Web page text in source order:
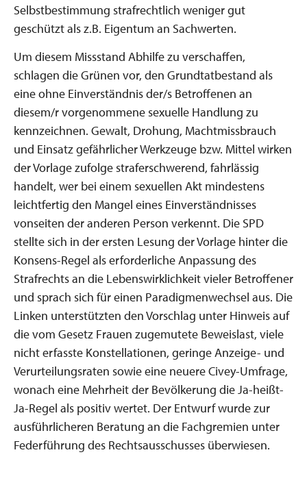
Selbstbestimmung strafrechtlich weniger gut
geschützt als z.B. Eigentum an Sachwerten.
Um diesem Missstand Abhilfe zu verschaffen,
schlagen die Grünen vor, den Grundtatbestand als
eine ohne Einverständnis der/s Betroffenen an
diesem/r vorgenommene sexuelle Handlung zu
kennzeichnen. Gewalt, Drohung, Machtmissbrauch
und Einsatz gefährlicher Werkzeuge bzw. Mittel wirken
der Vorlage zufolge straferschwerend, fahrlässig
handelt, wer bei einem sexuellen Akt mindestens
leichtfertig den Mangel eines Einverständnisses
vonseiten der anderen Person verkennt. Die SPD
stellte sich in der ersten Lesung der Vorlage hinter die
Konsens-Regel als erforderliche Anpassung des
Strafrechts an die Lebenswirklichkeit vieler Betroffener
und sprach sich für einen Paradigmenwechsel aus. Die
Linken unterstützten den Vorschlag unter Hinweis auf
die vom Gesetz Frauen zugemutete Beweislast, viele
nicht erfasste Konstellationen, geringe Anzeige- und
Verurteilungsraten sowie eine neuere Civey-Umfrage,
wonach eine Mehrheit der Bevölkerung die Ja-heißt-
Ja-Regel als positiv wertet. Der Entwurf wurde zur
ausführlicheren Beratung an die Fachgremien unter
Federführung des Rechtsausschusses überwiesen.